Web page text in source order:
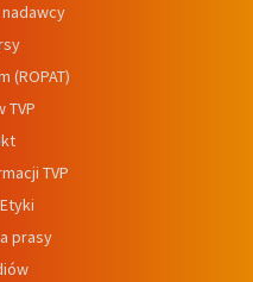
(ROPAT)
TVP
TVP
prasy